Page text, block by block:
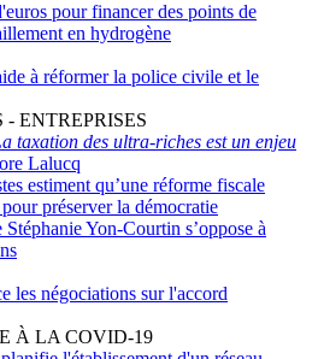
pour financer des points de
en hydrogène
à réformer la police civile et le
ENTREPRISES
taxation des ultra-riches est un enjeu
Lalucq
estiment qu’une réforme fiscale
préserver la démocratie
Stéphanie Yon-Courtin s’oppose à
les négociations sur l'accord
À LA COVID-19